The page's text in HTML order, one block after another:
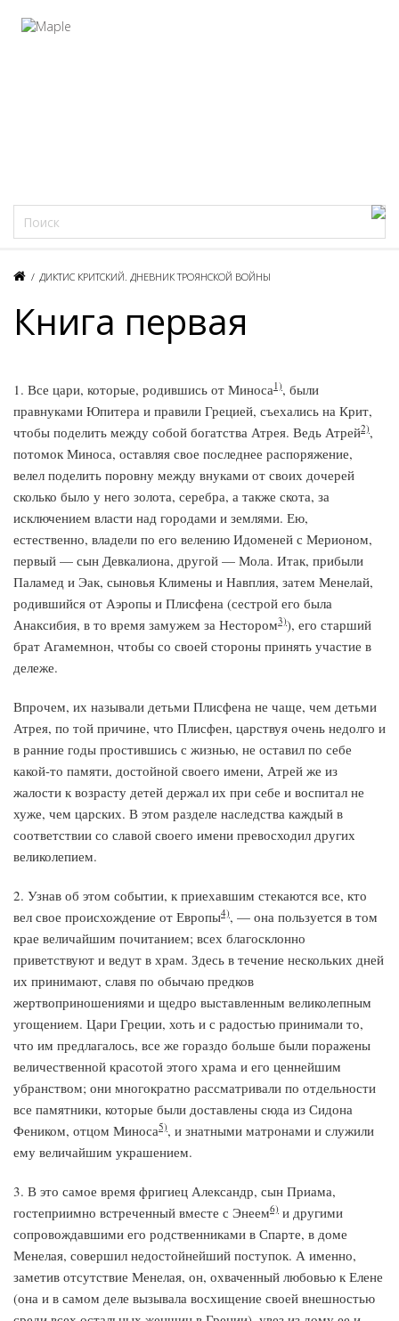
/ ДИКТИС КРИТСКИЙ. ДНЕВНИК ТРОЯНСКОЙ ВОЙНЫ
Книга первая
1. Все цари, которые, родившись от Миноса1), были
правнуками Юпитера и правили Грецией, съехались на Крит,
чтобы поделить между собой богатства Атрея. Ведь Атрей2),
потомок Миноса, оставляя свое последнее распоряжение,
велел поделить поровну между внуками от своих дочерей
сколько было у него золота, серебра, а также скота, за
исключением власти над городами и землями. Ею,
естественно, владели по его велению Идоменей с Мерионом,
первый — сын Девкалиона, другой — Мола. Итак, прибыли
Паламед и Эак, сыновья Климены и Навплия, затем Менелай,
родившийся от Аэропы и Плисфена (сестрой его была
Анаксибия, в то время замужем за Нестором3)), его старший
брат Агамемнон, чтобы со своей стороны принять участие в
дележе.
Впрочем, их называли детьми Плисфена не чаще, чем детьми
Атрея, по той причине, что Плисфен, царствуя очень недолго и
в ранние годы простившись с жизнью, не оставил по себе
какой-то памяти, достойной своего имени, Атрей же из
жалости к возрасту детей держал их при себе и воспитал не
хуже, чем царских. В этом разделе наследства каждый в
соответствии со славой своего имени превосходил других
великолепием.
2. Узнав об этом событии, к приехавшим стекаются все, кто
вел свое происхождение от Европы4), — она пользуется в том
крае величайшим почитанием; всех благосклонно
приветствуют и ведут в храм. Здесь в течение нескольких дней
их принимают, славя по обычаю предков
жертвоприношениями и щедро выставленным великолепным
угощением. Цари Греции, хоть и с радостью принимали то,
что им предлагалось, все же гораздо больше были поражены
величественной красотой этого храма и его ценнейшим
убранством; они многократно рассматривали по отдельности
все памятники, которые были доставлены сюда из Сидона
Феником, отцом Миноса5), и знатными матронами и служили
ему величайшим украшением.
3. В это самое время фригиец Александр, сын Приама,
гостеприимно встреченный вместе с Энеем6) и другими
сопровождавшими его родственниками в Спарте, в доме
Менелая, совершил недостойнейший поступок. А именно,
заметив отсутствие Менелая, он, охваченный любовью к Елене
(она и в самом деле вызывала восхищение своей внешностью